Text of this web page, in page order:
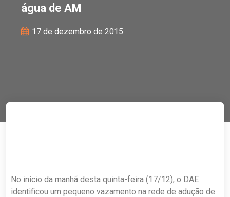
água de AM
17 de dezembro de 2015
No início da manhã desta quinta-feira (17/12), o DAE
identificou um pequeno vazamento na rede de adução de